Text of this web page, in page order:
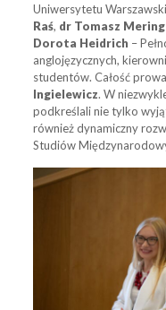
Uniwersytetu
Raś, dr Tomasz Mering
Dorota Heidrich –
anglojęzycznych,
studentów. Całość
Ingielewicz. W
podkreślali nie tylko
również dynamiczny
Studiów